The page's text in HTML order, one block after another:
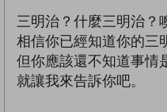
三明治？什麼三明治
相信你已經知道你的三
但你應該還不知道事情
就讓我來告訴你吧。